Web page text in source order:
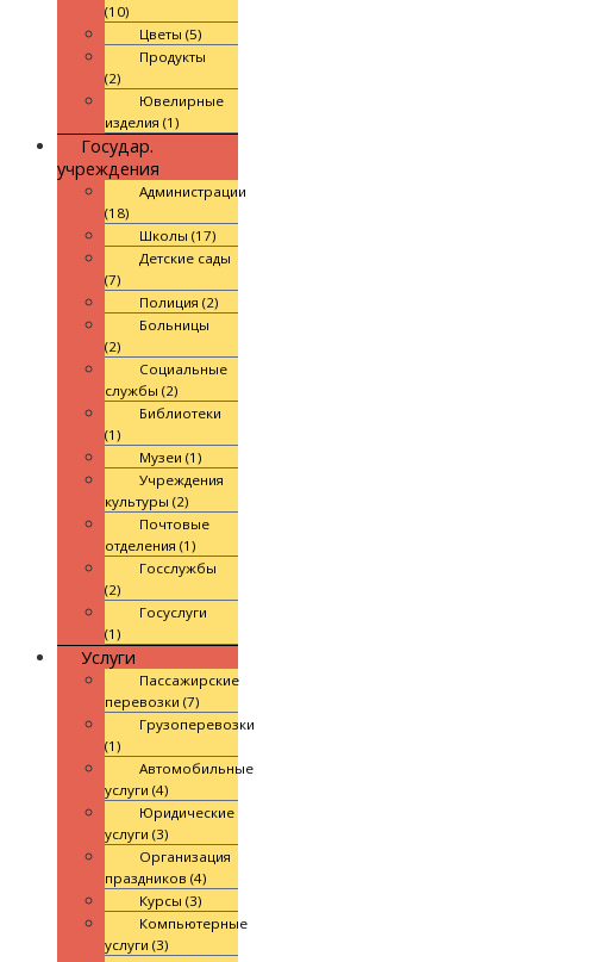
(10)
Цветы (5)
Продукты
(2)
Ювелирные
изделия (1)
Государ.
учреждения
Администрации
(18)
Школы (17)
Детские сады
(7)
Полиция (2)
Больницы
(2)
Социальные
службы (2)
Библиотеки
(1)
Музеи (1)
Учреждения
культуры (2)
Почтовые
отделения (1)
Госслужбы
(2)
Госуслуги
(1)
Услуги
Пассажирские
перевозки (7)
Грузоперевозки
(1)
Автомобильные
услуги (4)
Юридические
услуги (3)
Организация
праздников (4)
Курсы (3)
Компьютерные
услуги (3)